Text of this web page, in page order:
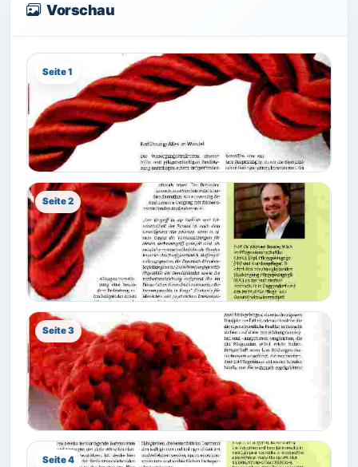
Vorschau
Seite 1
Seite 2
Seite 3
Seite 4